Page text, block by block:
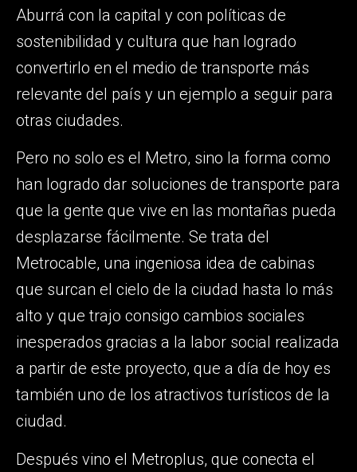
Aburrá con la capital y con políticas de
sostenibilidad y cultura que han logrado
convertirlo en el medio de transporte más
relevante del país y un ejemplo a seguir para
otras ciudades.
Pero no solo es el Metro, sino la forma como
han logrado dar soluciones de transporte para
que la gente que vive en las montañas pueda
desplazarse fácilmente. Se trata del
Metrocable, una ingeniosa idea de cabinas
que surcan el cielo de la ciudad hasta lo más
alto y que trajo consigo cambios sociales
inesperados gracias a la labor social realizada
a partir de este proyecto, que a día de hoy es
también uno de los atractivos turísticos de la
ciudad.
Después vino el Metroplus, que conecta el